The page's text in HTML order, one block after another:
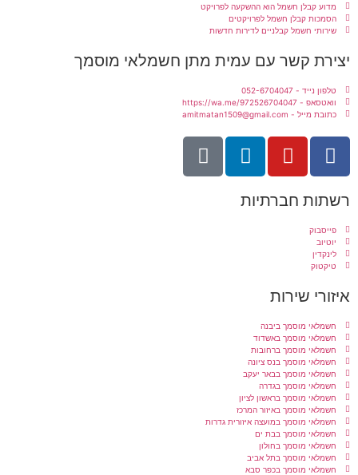
מדוע קבלן חשמל הוא ההשקעה לפרויקט
הסמכות קבלן חשמל לפרויקטים
שירותי חשמל קבלניים לדירות חדשות
יצירת קשר עם עמית מתן חשמלאי מוסמך
טלפון נייד - 052-6704047
וואטסאפ - https://wa.me/972526704047
כתובת מייל - amitmatan1509@gmail.com
רשתות חברתיות
פייסבוק
יוטיוב
לינקדין
טיקטוק
איזורי שירות
חשמלאי מוסמך ביבנה
חשמלאי מוסמך באשדוד
חשמלאי מוסמך ברחובות
חשמלאי מוסמך בנס ציונה
חשמלאי מוסמך בבאר יעקב
חשמלאי מוסמך בגדרה
חשמלאי מוסמך בראשון לציון
חשמלאי מוסמך באיזור המרכז
חשמלאי מוסמך במועצה איזורית גדרות
חשמלאי מוסמך בבת ים
חשמלאי מוסמך בחולון
חשמלאי מוסמך בתל אביב
חשמלאי מוסמך בכפר סבא